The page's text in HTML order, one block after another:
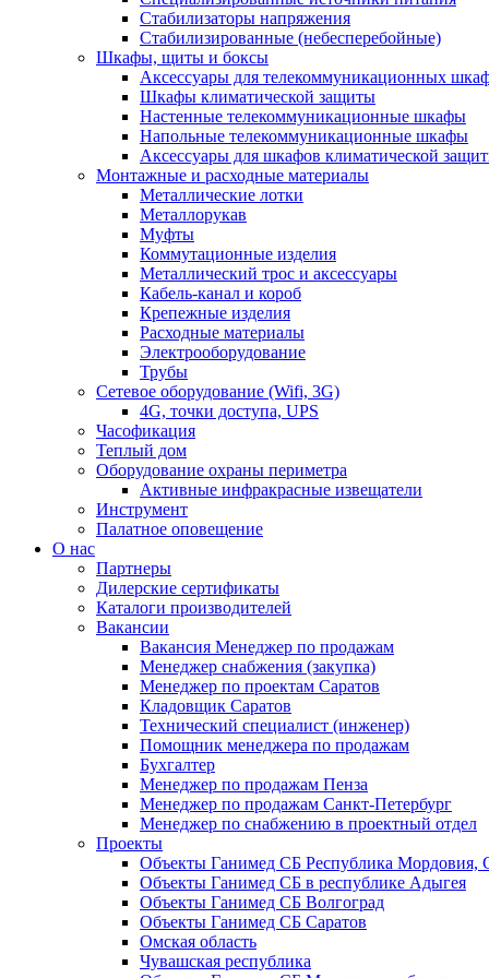
Стабилизаторы напряжения
Стабилизированные (небесперебойные)
Шкафы, щиты и боксы
Аксессуары для телекоммуникационных
Шкафы климатической защиты
Настенные телекоммуникационные шкафы
Напольные телекоммуникационные шкафы
Аксессуары для шкафов климатической
Монтажные и расходные материалы
Металлические лотки
Металлорукав
Муфты
Коммутационные изделия
Металлический трос и аксессуары
Кабель-канал и короб
Крепежные изделия
Расходные материалы
Электрооборудование
Трубы
Сетевое оборудование (Wifi, 3G)
4G, точки доступа, UPS
Часофикация
Теплый дом
Оборудование охраны периметра
Активные инфракрасные извещатели
Инструмент
Палатное оповещение
О нас
Партнеры
Дилерские сертификаты
Каталоги производителей
Вакансии
Вакансия Менеджер по продажам
Менеджер снабжения (закупка)
Менеджер по проектам Саратов
Кладовщик Саратов
Технический специалист (инженер)
Помощник менеджера по продажам
Бухгалтер
Менеджер по продажам Пенза
Менеджер по продажам Санкт-Петербург
Менеджер по снабжению в проектный отдел
Проекты
Объекты Ганимед СБ Республика Мордовия,
Объекты Ганимед СБ в республике Адыгея
Объекты Ганимед СБ Волгоград
Объекты Ганимед СБ Саратов
Омская область
Чувашская республика